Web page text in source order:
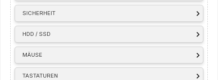
SICHERHEIT
HDD / SSD
MÄUSE
TASTATUREN